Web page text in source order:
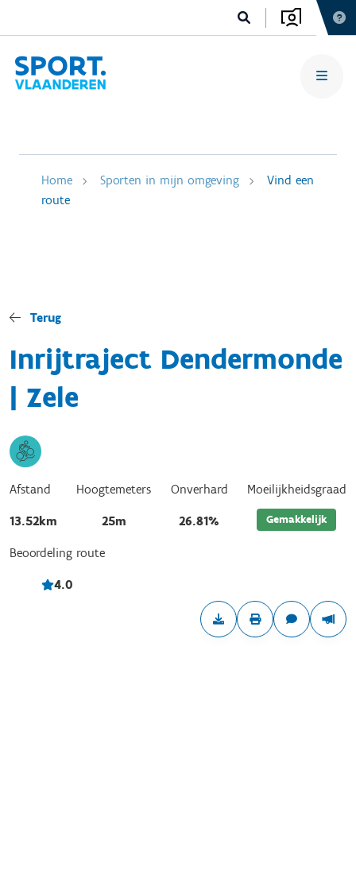
Home Sporten in mijn omgeving
Vind een
route
Terug
Inrijtraject Dendermonde
| Zele
Afstand
13.52km
Hoogtemeters
25m
Onverhard
26.81%
Moeilijkheidsgraad
Gemakkelijk
Beoordeling route
4.0